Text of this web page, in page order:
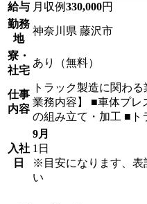
給与 月収例330,000円
勤務
地
神奈川県 藤沢市
寮・
社宅
あり（無料）
仕事
内容
トラック製造に関わ
業務内容】 ■車体プレ
の組み立て・加工 ■ト
入社
日
9月
1日
※目安になります、表
い